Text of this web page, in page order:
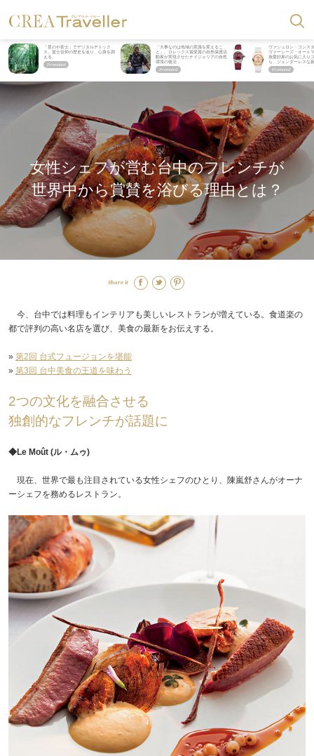
「星のや富士」でデジタルデトック
ス。冨士信仰の歴史を辿り、心身を調
える。
「大事なのは地域の意識を変えるこ
と」。ロレックス賞受賞の自然保護活
動家が実現させたナイジェリアの自然
環境の復活
ヴァシュロン・コンス
ヴァーシーズ・オート
旅愛好家のお気に入り
ら、ジェンダーレスな
女性シェフが営む台中のフレンチが
世界中から賞賛を浴びる理由とは？
Share it
今、台中では料理もインテリアも美しいレストランが増えている。食道楽の
都で評判の高い名店を選び、美食の最新をお伝えする。
» 第2回 台式フュージョンを堪能
» 第3回 台中美食の王道を味わう
2つの文化を融合させる
独創的なフレンチが話題に
◆Le Moût (ル・ムゥ)
現在、世界で最も注目されている女性シェフのひとり、陳嵐舒さんがオーナ
ーシェフを務めるレストラン。